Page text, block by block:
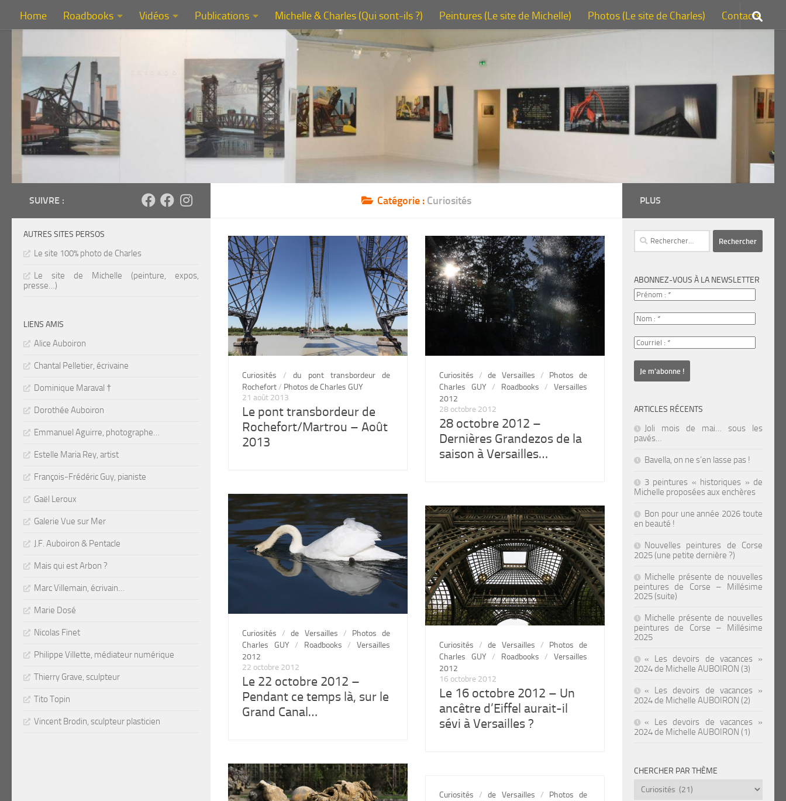
Au dessous du contenu
Home Roadbooks Vidéos Publications Michelle & Charles (Qui sont-ils ?) Peintures (Le site de Michelle) Photos (Le site de Charles) Contacts
Catégorie : Curiosités
Curiosités /du pont transbordeur de
Rochefort/ Photos de Charles GUY
21 août 2013
Le pont transbordeur de
Rochefort/Martrou – Août
2013
Curiosités /de Versailles / Photos de
Charles GUY / Roadbooks /Versailles
2012
28 octobre 2012
28 octobre 2012 –
Dernières Grandezos de la
saison à Versailles…
Curiosités /de Versailles / Photos de
Charles GUY / Roadbooks /Versailles
2012
22 octobre 2012
Le 22 octobre 2012 –
Pendant ce temps là, sur le
Grand Canal…
Curiosités /de Versailles / Photos de
Charles GUY / Roadbooks /Versailles
2012
16 octobre 2012
Le 16 octobre 2012 – Un
ancêtre d’Eiffel aurait-il
sévi à Versailles ?
Curiosités /de Versailles / Photos de
SUIVRE :
AUTRES SITES PERSOS
Le site 100% photo de Charles
Le site de Michelle (peinture, expos,
presse…)
LIENS AMIS
Alice Auboiron
Chantal Pelletier, écrivaine
Dominique Maraval †
Dorothée Auboiron
Emmanuel Aguirre, photographe…
Estelle Maria Rey, artist
François-Frédéric Guy, pianiste
Gaël Leroux
Galerie Vue sur Mer
J.F. Auboiron & Pentacle
Mais qui est Arbon ?
Marc Villemain, écrivain…
Marie Dosé
Nicolas Finet
Philippe Villette, médiateur numérique
Thierry Grave, sculpteur
Tito Topin
Vincent Brodin, sculpteur plasticien
PLUS
Rechercher :
ABONNEZ-VOUS À LA NEWSLETTER
ARTICLES RÉCENTS
Joli mois de mai… sous les
pavés…
Bavella, on ne s’en lasse pas !
3 peintures « historiques » de
Michelle proposées aux enchères
Bon pour une année 2026 toute
en beauté !
Nouvelles peintures de Corse
2025 (une petite dernière ?)
Michelle présente de nouvelles
peintures de Corse – Millésime
2025 (suite)
Michelle présente de nouvelles
peintures de Corse – Millésime
2025
« Les devoirs de vacances »
2024 de Michelle AUBOIRON (3)
« Les devoirs de vacances »
2024 de Michelle AUBOIRON (2)
« Les devoirs de vacances »
2024 de Michelle AUBOIRON (1)
CHERCHER PAR THÈME
par